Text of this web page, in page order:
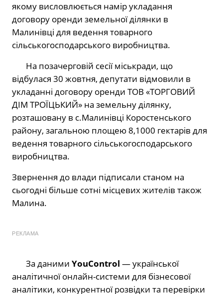
якому висловлюється намір укладання
договору оренди земельної ділянки в
Малинівці для ведення товарного
сільськогосподарського виробництва.
На позачерговій сесії міськради, що
відбулася 30 жовтня, депутати відмовили в
укладанні договору оренди ТОВ «ТОРГОВИЙ
ДІМ ТРОЇЦЬКИЙ» на земельну ділянку,
розташовану в с.Малинівці Коростенського
району, загальною площею 8,1000 гектарів для
ведення товарного сільськогосподарського
виробництва.
Звернення до влади підписали станом на
сьогодні більше сотні місцевих жителів також
Малина.
РЕКЛАМА
За даними YouControl — української
аналітичної онлайн-системи для бізнесової
аналітики, конкурентної розвідки та перевірки